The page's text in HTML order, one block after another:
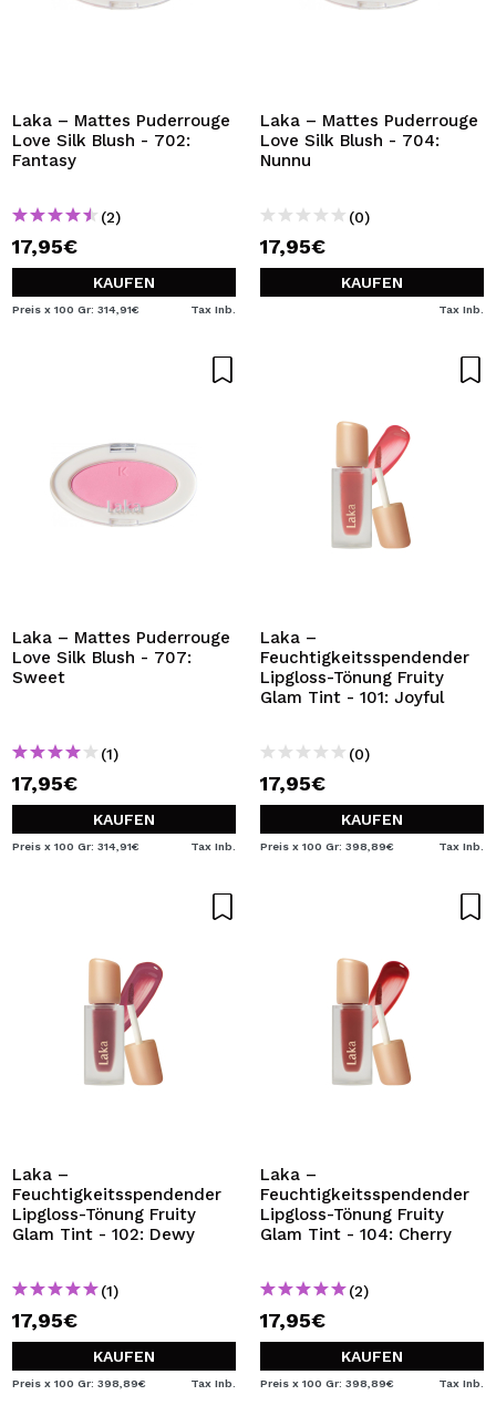
Laka – Mattes Puderrouge
Love Silk Blush - 702:
Fantasy
(2)
17,95€
KAUFEN
Preis x 100 Gr: 314,91€ Tax Inb.
Laka – Mattes Puderrouge
Love Silk Blush - 704:
Nunnu
(0)
17,95€
KAUFEN
Tax Inb.
Laka – Mattes Puderrouge
Love Silk Blush - 707:
Sweet
(1)
17,95€
KAUFEN
Preis x 100 Gr: 314,91€ Tax Inb.
Laka –
Feuchtigkeitsspendender
Lipgloss-Tönung Fruity
Glam Tint - 101: Joyful
(0)
17,95€
KAUFEN
Preis x 100 Gr: 398,89€ Tax Inb.
Laka –
Feuchtigkeitsspendender
Lipgloss-Tönung Fruity
Glam Tint - 102: Dewy
(1)
17,95€
KAUFEN
Preis x 100 Gr: 398,89€ Tax Inb.
Laka –
Feuchtigkeitsspendender
Lipgloss-Tönung Fruity
Glam Tint - 104: Cherry
(2)
17,95€
KAUFEN
Preis x 100 Gr: 398,89€ Tax Inb.